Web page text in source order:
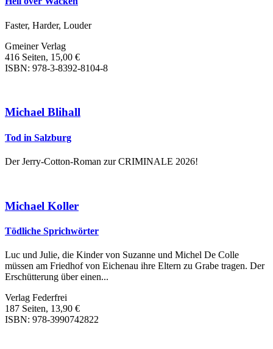
Faster, Harder, Louder
Gmeiner Verlag
416 Seiten, 15,00 €
ISBN: 978-3-8392-8104-8
Michael Blihall
Tod in Salzburg
Der Jerry-Cotton-Roman zur CRIMINALE 2026!
Michael Koller
Tödliche Sprichwörter
Luc und Julie, die Kinder von Suzanne und Michel De Colle
müssen am Friedhof von Eichenau ihre Eltern zu Grabe tragen. Der
Erschütterung über einen...
Verlag Federfrei
187 Seiten, 13,90 €
ISBN: 978-3990742822